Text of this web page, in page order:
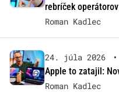
rebríček operátorov
Roman Kadlec
24. júla 2026 •
Apple to zatajil:
Roman Kadlec